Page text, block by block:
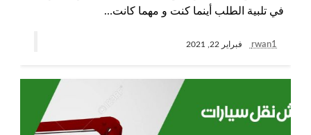
في تلبية الطلب أينما كنت و مهما كانت…
rwan1 فبراير 22, 2021